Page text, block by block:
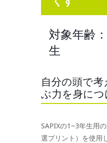
対象年齢
生
自分の頭で
ぶ力を身につ
SAPIXの1~3年生用
選プリント）を使用